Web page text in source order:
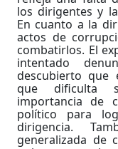
los dirigentes y
En cuanto a la
actos de
combatirlos. El
intentado
descubierto que
que dificulta
importancia de
político para
dirigencia.
generalizada de